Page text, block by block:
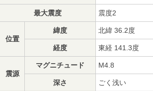
最大震度 震度2
位置
緯度 北緯 36.2度
経度 東経 141.3度
震源
マグニチュード M4.8
深さ ごく浅い